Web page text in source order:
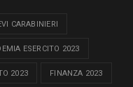
CARABINIERI
ESERCITO 2023
2023 FINANZA 2023